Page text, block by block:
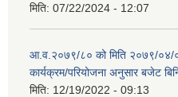
मिति: 07/22/2024 - 12:07
आ.व.२०७९/८० को मिति २०७९/
कार्यक्रम/परियोजना अनुसार बजेट
मिति: 12/19/2022 - 09:13